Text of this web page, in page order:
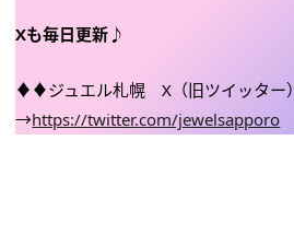
Xも毎日更新♪
♦♦ジュエル札幌 X（旧ツイッター）
→https://twitter.com/jewelsapporo